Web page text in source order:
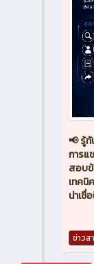
📢 รู้
การ
สอบ
เทค
น่าเชื่
ข่าวส